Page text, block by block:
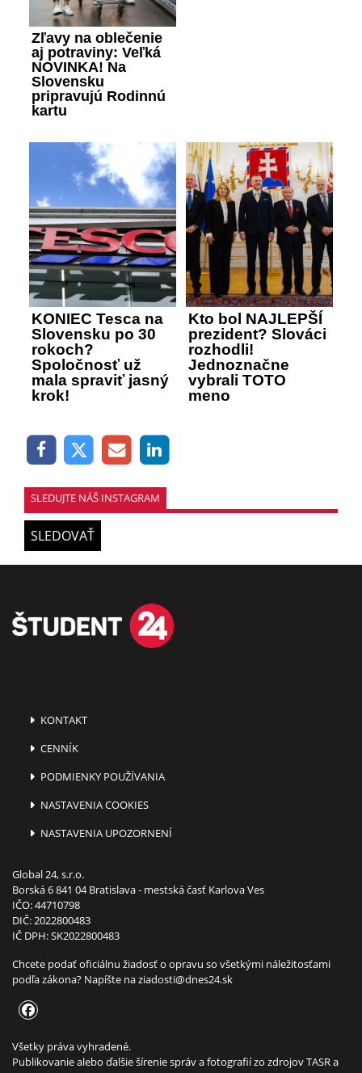
Zľavy na oblečenie
aj potraviny: Veľká
NOVINKA! Na
Slovensku
pripravujú Rodinnú
kartu
KONIEC Tesca na
Slovensku po 30
rokoch?
Spoločnosť už
mala spraviť jasný
krok!
Kto bol NAJLEPŠÍ
prezident? Slováci
rozhodli!
Jednoznačne
vybrali TOTO
meno
SLEDUJTE NÁŠ INSTAGRAM
SLEDOVAŤ
KONTAKT
CENNÍK
PODMIENKY POUŽÍVANIA
NASTAVENIA COOKIES
NASTAVENIA UPOZORNENÍ
Global 24, s.r.o.
Borská 6 841 04 Bratislava - mestská časť Karlova Ves
IČO: 44710798
DIČ: 2022800483
IČ DPH: SK2022800483
Chcete podať oficiálnu žiadosť o opravu so všetkými náležitosťami
podľa zákona? Napíšte naziadosti@dnes24.sk
Všetky práva vyhradené.
Publikovanie alebo ďalšie šírenie správ a fotografií zo zdrojov TASR a